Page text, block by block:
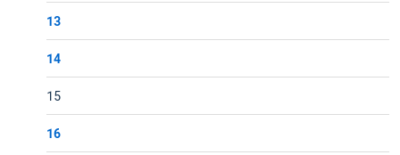
13
14
15
16